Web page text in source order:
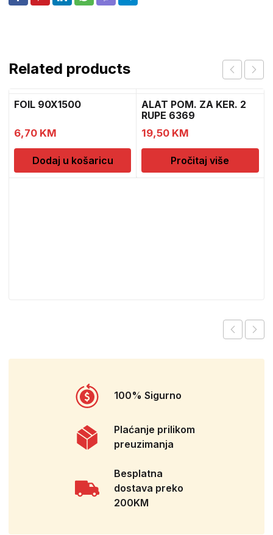
Related products
FOIL 90X1500
6,70 KM
Dodaj u košaricu
ALAT POM. ZA KER. 2
RUPE 6369
19,50 KM
Pročitaj više
100% Sigurno
Plaćanje prilikom
preuzimanja
Besplatna
dostava preko
200KM